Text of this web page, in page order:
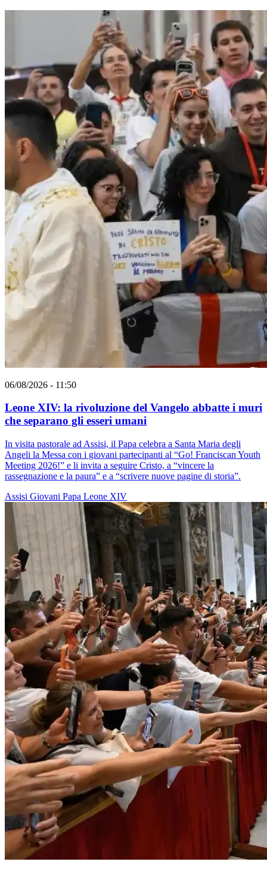
06/08/2026 - 11:50
Leone XIV: la rivoluzione del Vangelo abbatte i muri
che separano gli esseri umani
In visita pastorale ad Assisi, il Papa celebra a Santa Maria degli
Angeli la Messa con i giovani partecipanti al “Go! Franciscan Youth
Meeting 2026!” e li invita a seguire Cristo, a “vincere la
rassegnazione e la paura” e a “scrivere nuove pagine di storia”.
Assisi Giovani Papa Leone XIV